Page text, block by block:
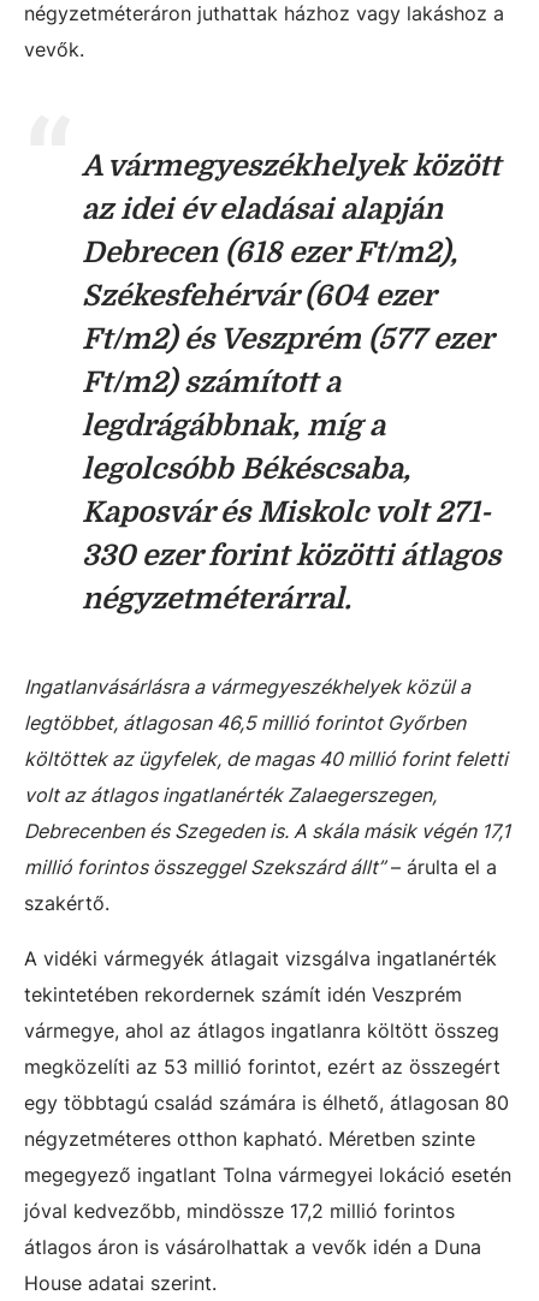
négyzetméteráron juthattak házhoz vagy lakáshoz a
vevők.
A vármegyeszékhelyek között
az idei év eladásai alapján
Debrecen (618 ezer Ft/m2),
Székesfehérvár (604 ezer
Ft/m2) és Veszprém (577 ezer
Ft/m2) számított a
legdrágábbnak, míg a
legolcsóbb Békéscsaba,
Kaposvár és Miskolc volt 271-
330 ezer forint közötti átlagos
négyzetméterárral.
Ingatlanvásárlásra a vármegyeszékhelyek közül a
legtöbbet, átlagosan 46,5 millió forintot Győrben
költöttek az ügyfelek, de magas 40 millió forint feletti
volt az átlagos ingatlanérték Zalaegerszegen,
Debrecenben és Szegeden is. A skála másik végén 17,1
millió forintos összeggel Szekszárd állt”– árulta el a
szakértő.
A vidéki vármegyék átlagait vizsgálva ingatlanérték
tekintetében rekordernek számít idén Veszprém
vármegye, ahol az átlagos ingatlanra költött összeg
megközelíti az 53 millió forintot, ezért az összegért
egy többtagú család számára is élhető, átlagosan 80
négyzetméteres otthon kapható. Méretben szinte
megegyező ingatlant Tolna vármegyei lokáció esetén
jóval kedvezőbb, mindössze 17,2 millió forintos
átlagos áron is vásárolhattak a vevők idén a Duna
House adatai szerint.